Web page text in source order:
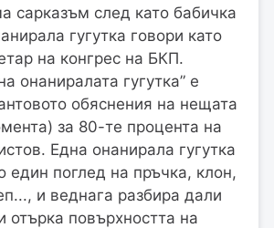
сарказъм след като бабичка
гугутка говори като
на конгрес на БКП.
онаниралата гугутка” е
обяснения на нещата
за 80-те процента на
Една онанирала гугутка
един поглед на пръчка, клон,
и веднага разбира дали
отърка повърхността на